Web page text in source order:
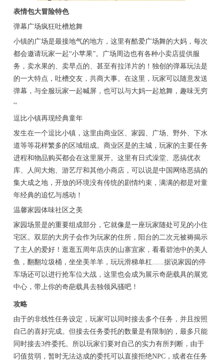
表情包大冒险特色
弹幕广场疯狂吐槽尬舞
小镇的广场是最接地气的地方，这里有酷爱广场舞的大妈，每次
都会邀请玩家一起“小苹果”。广场周边也有各种小卖店提供服
务，卖水果的、卖早点的、甚至有拉洋片的！独创的弹幕玩法是
的一大特点，吐槽交友，共商大事。在这里，玩家可以随意发送
弹幕，与全服玩家一起喊屏，也可以与大妈一起尬舞，趣味无穷
~
逗比小镇再现经典童年
发生在一个逗比小镇，这里由商业区、家园、广场、野外、下水
道等等花样繁多的区域组成。商业区是的主城，玩家的主要任务
进程和物品购买都会在这里展开。这里有日式澡堂、恶搞优衣
库、人间大炮、游艺厅和其他小商店，可以说是中国网络恶搞的
集大成之地，开放的环境没有传统的剧情约束，满满的都是对童
年经典的追忆与感动！
温馨家园体味社区之美
家园场景是的重要组成部分，它就像是一座玩家随处可见的小住
宅区。双层的大房子会作为玩家的住所，阳台的二次元被褥揭示
了主人的爱好！逛逛五周年店庆的山寨宜家，看看碧池中的美人
鱼，翻翻垃圾桶，坐坐美羊羊，玩玩滑梯单杠......据说家园的停
车场还可以进行抢车位大战，这里也会成为展示奇葩载具的展览
中心，带上你的奇葩载具去独领风骚吧！
攻略
由于的非线性任务设定，玩家可以同时接去多个任务，并且按照
自己的喜好完成。但接去任务委托的数量是有限制的，最多只能
同时接去3件委托。所以玩家们要对自己的实力有所判断，由于
叼值贫弱，暂时无法达成的委托可以直接拒绝NPC，或者在任务